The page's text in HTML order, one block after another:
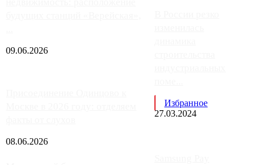
09.06.2026
08.06.2026
Избранное
27.03.2024